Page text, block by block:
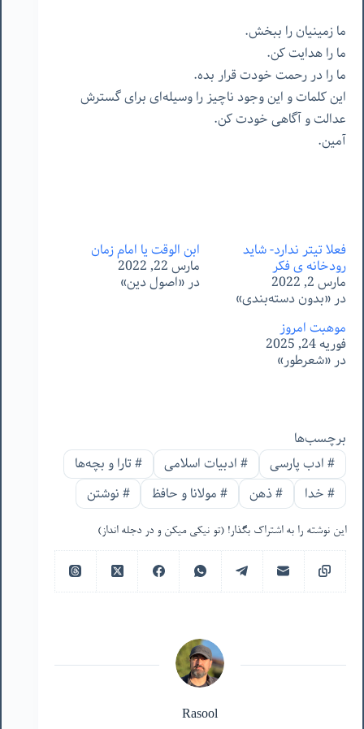
ما زمینیان را ببخش.
ما را هدایت کن.
ما را در رحمت خودت قرار بده.
این کلمات و این وجود ناچیز را وسیله‌ای برای گسترش
عدالت و آگاهی خودت کن.
آمین.
فعلا تیتر ندارد- شاید
رودخانه ‌ی فکر
مارس 2, 2022
در «بدون دسته‌بندی»
ابن الوقت یا امام زمان
مارس 22, 2022
در «اصول دین»
موهبت امروز
فوریه 24, 2025
در «شعرطور»
برچسب‌ها
#ادب پارسی #ادبیات اسلامی #تارا و بچه‌ها
#خدا #ذهن #مولانا و حافظ #نوشتن
این نوشته را به اشتراک بگذار! (تو نیکی میکن و در دجله انداز)
Rasool